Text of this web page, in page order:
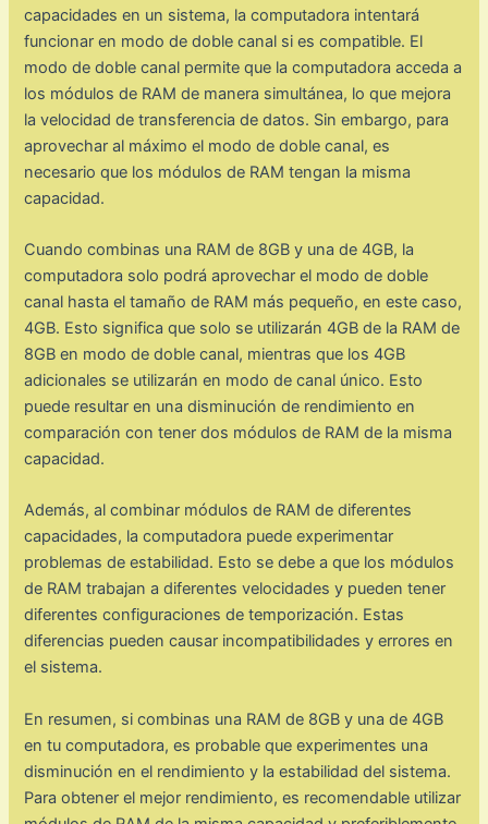
capacidades en un sistema, la computadora intentará
funcionar en modo de doble canal si es compatible. El
modo de doble canal permite que la computadora acceda a
los módulos de RAM de manera simultánea, lo que mejora
la velocidad de transferencia de datos. Sin embargo, para
aprovechar al máximo el modo de doble canal, es
necesario que los módulos de RAM tengan la misma
capacidad.
Cuando combinas una RAM de 8GB y una de 4GB, la
computadora solo podrá aprovechar el modo de doble
canal hasta el tamaño de RAM más pequeño, en este caso,
4GB. Esto significa que solo se utilizarán 4GB de la RAM de
8GB en modo de doble canal, mientras que los 4GB
adicionales se utilizarán en modo de canal único. Esto
puede resultar en una disminución de rendimiento en
comparación con tener dos módulos de RAM de la misma
capacidad.
Además, al combinar módulos de RAM de diferentes
capacidades, la computadora puede experimentar
problemas de estabilidad. Esto se debe a que los módulos
de RAM trabajan a diferentes velocidades y pueden tener
diferentes configuraciones de temporización. Estas
diferencias pueden causar incompatibilidades y errores en
el sistema.
En resumen, si combinas una RAM de 8GB y una de 4GB
en tu computadora, es probable que experimentes una
disminución en el rendimiento y la estabilidad del sistema.
Para obtener el mejor rendimiento, es recomendable utilizar